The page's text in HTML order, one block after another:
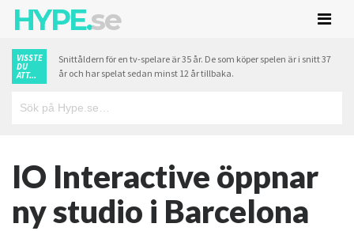
HYPE.se
VISSTE
DU
ATT...
Snittåldern för en tv-spelare är 35 år. De som köper spelen är i snitt 37
år och har spelat sedan minst 12 år tillbaka.
IO Interactive öppnar
ny studio i Barcelona